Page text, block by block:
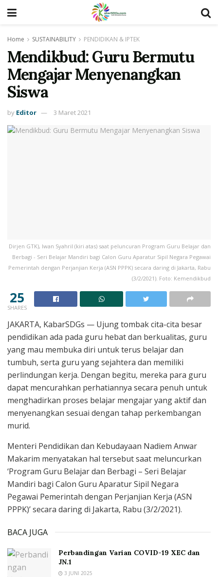
Home SUSTAINABILITY PENDIDIKAN & IPTEK
Mendikbud: Guru Bermutu
Mengajar Menyenangkan
Siswa
by Editor 3 Maret 2021
Dirjen GTK), Iwan Syahril (kiri atas) saat peluncuran Program Guru Belajar dan
Berbagi - Seri Belajar Mandiri bagi Calon Guru Aparatur Sipil Negara Pegawai
Pemerintah dengan Perjanjian Kerja (ASN PPPK) secara daring di Jakarta, Rabu
(3/2/2021). Foto: Kemendikbud
25
SHARES
JAKARTA, KabarSDGs — Ujung tombak cita-cita besar
pendidikan ada pada guru hebat dan berkualitas, guru
yang mau membuka diri untuk terus belajar dan
tumbuh, serta guru yang sejahtera dan memiliki
perlindungan kerja. Dengan begitu, mereka para guru
dapat mencurahkan perhatiannya secara penuh untuk
menghadirkan proses belajar mengajar yang aktif dan
menyenangkan sesuai dengan tahap perkembangan
murid.
Menteri Pendidikan dan Kebudayaan Nadiem Anwar
Makarim menyatakan hal tersebut saat meluncurkan
‘Program Guru Belajar dan Berbagi – Seri Belajar
Mandiri bagi Calon Guru Aparatur Sipil Negara
Pegawai Pemerintah dengan Perjanjian Kerja (ASN
PPPK)’ secara daring di Jakarta, Rabu (3/2/2021).
BACA JUGA
Perbandingan Varian COVID-19 XEC dan
JN.1
3 JUNI 2025